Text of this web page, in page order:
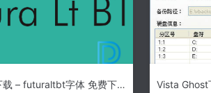
futuraltbt字体下载 – futuraltbt字体 免费下载